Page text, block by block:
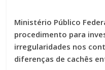
Ministério Público
procedimento para
irregularidades nos
diferenças de cachês